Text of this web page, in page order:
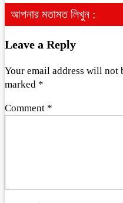
আপনার মতামত লিখুন :
Leave a Reply
Your email address will not
marked *
Comment *